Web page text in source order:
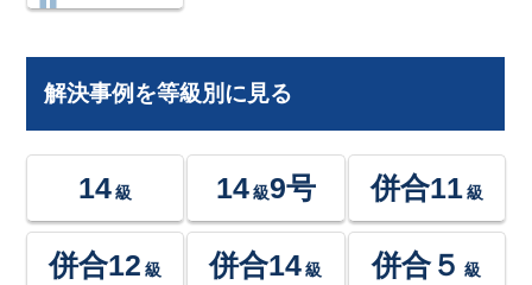
解決事例を等級別に見る
14 級 14級9号 併合11 級
併合12 級 併合14 級 併合５ 級